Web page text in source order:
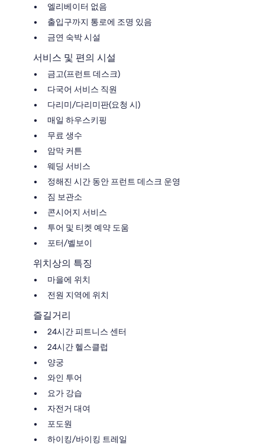
엘리베이터 없음
출입구까지 통로에 조명 있음
금연 숙박 시설
서비스 및 편의 시설
금고(프런트 데스크)
다국어 서비스 직원
다리미/다리미판(요청 시)
매일 하우스키핑
무료 생수
암막 커튼
웨딩 서비스
정해진 시간 동안 프런트 데스크 운영
짐 보관소
콘시어지 서비스
투어 및 티켓 예약 도움
포터/벨보이
위치상의 특징
마을에 위치
전원 지역에 위치
즐길거리
24시간 피트니스 센터
24시간 헬스클럽
양궁
와인 투어
요가 강습
자전거 대여
포도원
하이킹/바이킹 트레일